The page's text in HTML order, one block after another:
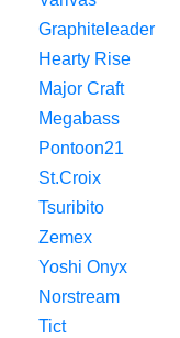
Graphiteleader
Hearty Rise
Major Craft
Megabass
Pontoon21
St.Croix
Tsuribito
Zemex
Yoshi Onyx
Norstream
Tict